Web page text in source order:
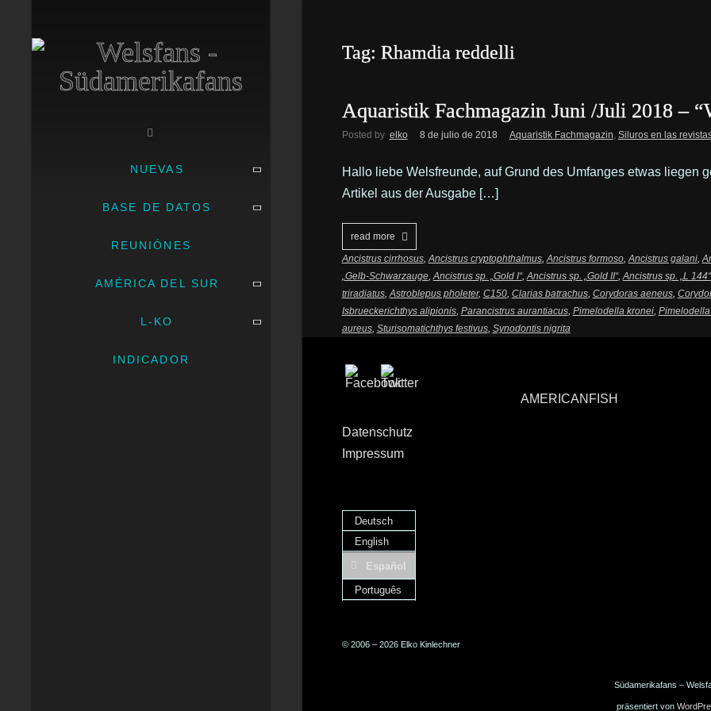
NUEVAS
BASE DE DATOS
REUNIÓNES
AMÉRICA DEL SUR
L-KO
INDICADOR
Tag: Rhamdia reddelli
Aquaristik Fachmagazin Juni /Juli 2018 –
Posted by elko 8 de julio de 2018 Aquaristik Fachmagazin, Siluros en las
Hallo liebe Welsfreunde, auf Grund des Umfanges etwas liegen
Artikel aus der Ausgabe […]
read more
Ancistrus cirrhosus,Ancistrus cryptophthalmus,Ancistrus formoso,Ancistrus galani,
„Gelb-Schwarzauge,Ancistrus sp. „Gold I“,Ancistrus sp. „Gold II“,Ancistrus sp. „L 144“
triradiatus,Astroblepus pholeter, C150, Clarias batrachus, Corydoras aeneus,
Isbrueckerichthys alipionis, Parancistrus aurantiacus, Pimelodella kronei,
aureus, Sturisomatichthys festivus, Synodontis nigrita
AMERICANFISH
Datenschutz
Impressum
Deutsch
English
Español
Português
© 2006 – 2026 Elko Kinlechner
Südamerikafans –
präsentiert von